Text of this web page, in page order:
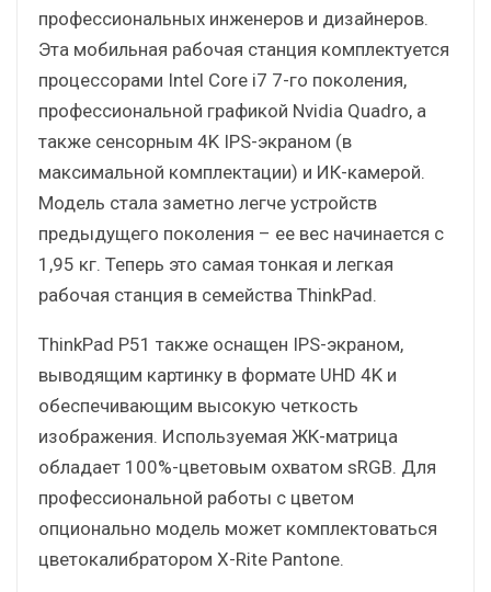
профессиональных инженеров и дизайнеров.
Эта мобильная рабочая станция комплектуется
процессорами Intel Core i7 7-го поколения,
профессиональной графикой Nvidia Quadro, а
также сенсорным 4K IPS-экраном (в
максимальной комплектации) и ИК-камерой.
Модель стала заметно легче устройств
предыдущего поколения – ее вес начинается с
1,95 кг. Теперь это самая тонкая и легкая
рабочая станция в семейства ThinkPad.
ThinkPad P51 также оснащен IPS-экраном,
выводящим картинку в формате UHD 4K и
обеспечивающим высокую четкость
изображения. Используемая ЖК-матрица
обладает 100%-цветовым охватом sRGB. Для
профессиональной работы с цветом
опционально модель может комплектоваться
цветокалибратором X-Rite Pantone.